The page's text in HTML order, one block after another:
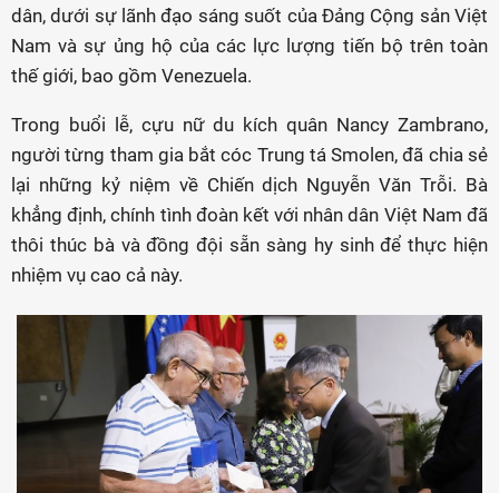
dân, dưới sự lãnh đạo sáng suốt của Đảng Cộng sản Việt
Nam và sự ủng hộ của các lực lượng tiến bộ trên toàn
thế giới, bao gồm Venezuela.
Trong buổi lễ, cựu nữ du kích quân Nancy Zambrano,
người từng tham gia bắt cóc Trung tá Smolen, đã chia sẻ
lại những kỷ niệm về Chiến dịch Nguyễn Văn Trỗi. Bà
khẳng định, chính tình đoàn kết với nhân dân Việt Nam đã
thôi thúc bà và đồng đội sẵn sàng hy sinh để thực hiện
nhiệm vụ cao cả này.